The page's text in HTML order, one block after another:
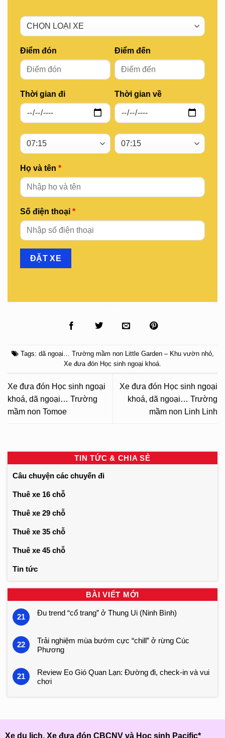
Điểm đón
Thời gian đi
Điểm đến
Thời gian về
Họ và tên *
Số điện thoại *
Tags: dã ngoại… Trường mầm non Little Garden – Khu vườn nhỏ,
Xe đưa đón Học sinh ngoại khoá
Xe đưa đón Học sinh ngoại
khoá, dã ngoại… Trường
mầm non Tomoe
Xe đưa đón Học sinh ngoại
khoá, dã ngoại… Trường
mầm non Linh Linh
TIN TỨC & CHIA SẺ
Câu chuyện các chuyến đi
Thuê xe 16 chỗ
Thuê xe 29 chỗ
Thuê xe 35 chỗ
Thuê xe 45 chỗ
Tin tức
BÀI VIẾT MỚI
21 Đu trend “cổ trang” ở Thung Ui (Ninh Bình)
22
Trải nghiệm mùa bướm cực “chill” ở rừng Cúc
Phương
21
Review Eo Gió Quan Lạn: Đường đi, check-in và vui
chơi
Xe du lịch, Xe đưa đón CBCNV và Học sinh Pacific*